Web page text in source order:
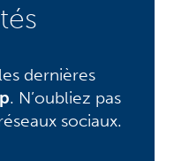
dernières
. N’oubliez pas
sociaux.